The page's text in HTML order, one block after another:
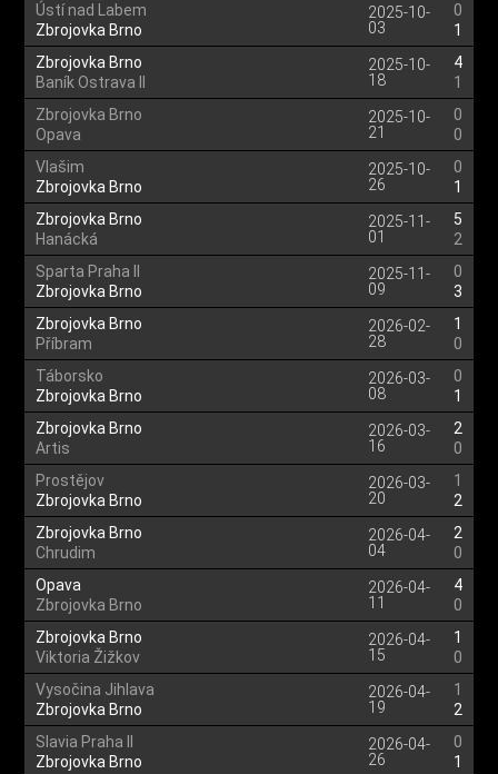
Ústí nad Labem
Zbrojovka Brno
2025-10-
03
0
1
Zbrojovka Brno
Baník Ostrava II
2025-10-
18
4
1
Zbrojovka Brno
Opava
2025-10-
21
0
0
Vlašim
Zbrojovka Brno
2025-10-
26
0
1
Zbrojovka Brno
Hanácká
2025-11-
01
5
2
Sparta Praha II
Zbrojovka Brno
2025-11-
09
0
3
Zbrojovka Brno
Příbram
2026-02-
28
1
0
Táborsko
Zbrojovka Brno
2026-03-
08
0
1
Zbrojovka Brno
Artis
2026-03-
16
2
0
Prostějov
Zbrojovka Brno
2026-03-
20
1
2
Zbrojovka Brno
Chrudim
2026-04-
04
2
0
Opava
Zbrojovka Brno
2026-04-
11
4
0
Zbrojovka Brno
Viktoria Žižkov
2026-04-
15
1
0
Vysočina Jihlava
Zbrojovka Brno
2026-04-
19
1
2
Slavia Praha II
Zbrojovka Brno
2026-04-
26
0
1